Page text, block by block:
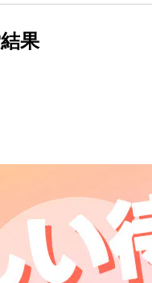
果